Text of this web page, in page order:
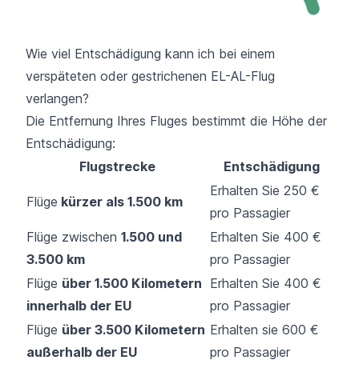
Wie viel Entschädigung kann ich bei einem
verspäteten oder gestrichenen EL-AL-Flug
verlangen?
Die Entfernung Ihres Fluges bestimmt die Höhe der
Entschädigung:
Flugstrecke
Entschädigung
Flüge kürzer als 1.500 km
Erhalten Sie 250 €
pro Passagier
Flüge zwischen 1.500 und
3.500 km
Erhalten Sie 400 €
pro Passagier
Flüge über 1.500 Kilometern
innerhalb der EU
Erhalten Sie 400 €
pro Passagier
Flüge über 3.500 Kilometern
außerhalb der EU
Erhalten sie 600 €
pro Passagier